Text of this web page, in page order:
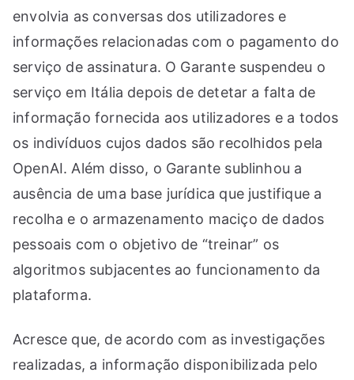
envolvia as conversas dos utilizadores e
informações relacionadas com o pagamento do
serviço de assinatura. O Garante suspendeu o
serviço em Itália depois de detetar a falta de
informação fornecida aos utilizadores e a todos
os indivíduos cujos dados são recolhidos pela
OpenAI. Além disso, o Garante sublinhou a
ausência de uma base jurídica que justifique a
recolha e o armazenamento maciço de dados
pessoais com o objetivo de “treinar” os
algoritmos subjacentes ao funcionamento da
plataforma.
Acresce que, de acordo com as investigações
realizadas, a informação disponibilizada pelo